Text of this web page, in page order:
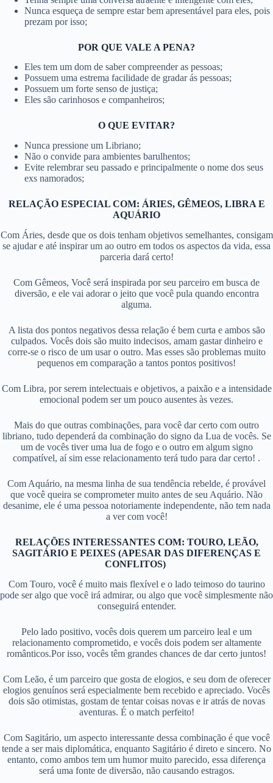
Nunca esqueça de sempre estar bem apresentável para eles, pois
prezam por isso;
POR QUE VALE A PENA?
Eles tem um dom de saber compreender as pessoas;
Possuem uma estrema facilidade de gradar ás pessoas;
Possuem um forte senso de justiça;
Eles são carinhosos e companheiros;
O QUE EVITAR?
Nunca pressione um Libriano;
Não o convide para ambientes barulhentos;
Evite relembrar seu passado e principalmente o nome dos seus
exs namorados;
RELAÇÃO ESPECIAL COM: ÁRIES, GÊMEOS, LIBRA E
AQUÁRIO
Com Áries, desde que os dois tenham objetivos semelhantes, consigam
se ajudar e até inspirar um ao outro em todos os aspectos da vida, essa
parceria dará certo!
Com Gêmeos, Você será inspirada por seu parceiro em busca de
diversão, e ele vai adorar o jeito que você pula quando encontra
alguma.
A lista dos pontos negativos dessa relação é bem curta e ambos são
culpados. Vocês dois são muito indecisos, amam gastar dinheiro e
corre-se o risco de um usar o outro. Mas esses são problemas muito
pequenos em comparação a tantos pontos positivos!
Com Libra, por serem intelectuais e objetivos, a paixão e a intensidade
emocional podem ser um pouco ausentes às vezes.
Mais do que outras combinações, para você dar certo com outro
libriano, tudo dependerá da combinação do signo da Lua de vocês. Se
um de vocês tiver uma lua de fogo e o outro em algum signo
compatível, aí sim esse relacionamento terá tudo para dar certo! .
Com Aquário, na mesma linha de sua tendência rebelde, é provável
que você queira se comprometer muito antes de seu Aquário. Não
desanime, ele é uma pessoa notoriamente independente, não tem nada
a ver com você!
RELAÇÕES INTERESSANTES COM: TOURO, LEÃO,
SAGITÁRIO E PEIXES (APESAR DAS DIFERENÇAS E
CONFLITOS)
Com Touro, você é muito mais flexível e o lado teimoso do taurino
pode ser algo que você irá admirar, ou algo que você simplesmente não
conseguirá entender.
Pelo lado positivo, vocês dois querem um parceiro leal e um
relacionamento comprometido, e vocês dois podem ser altamente
românticos.Por isso, vocês têm grandes chances de dar certo juntos!
Com Leão, é um parceiro que gosta de elogios, e seu dom de oferecer
elogios genuínos será especialmente bem recebido e apreciado. Vocês
dois são otimistas, gostam de tentar coisas novas e ir atrás de novas
aventuras. É o match perfeito!
Com Sagitário, um aspecto interessante dessa combinação é que você
tende a ser mais diplomática, enquanto Sagitário é direto e sincero. No
entanto, como ambos tem um humor muito parecido, essa diferença
será uma fonte de diversão, não causando estragos.